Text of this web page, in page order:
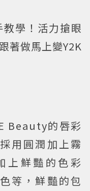
學！活力搶眼
著做馬上變Y2K
Beauty的唇彩
用圓潤加上霧
上鮮豔的色彩
等，鮮豔的包